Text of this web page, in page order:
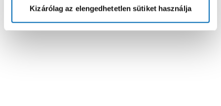
Kizárólag az elengedhetetlen sütiket használja